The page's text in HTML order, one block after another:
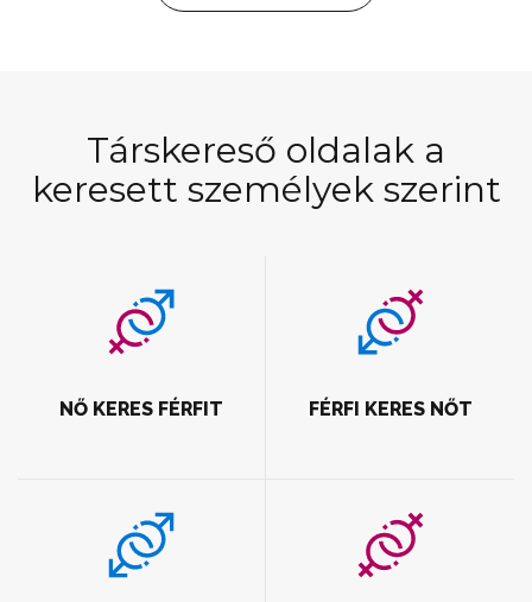
Társkereső oldalak a
keresett személyek szerint
NŐ KERES FÉRFIT FÉRFI KERES NŐT